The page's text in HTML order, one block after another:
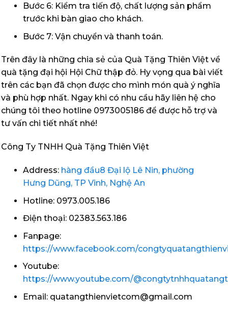
Bước 6: Kiểm tra tiến độ, chất lượng sản phẩm
trước khi bàn giao cho khách.
Bước 7: Vận chuyển và thanh toán.
Trên đây là những chia sẻ của Quà Tặng Thiên Việt về
quà tặng đại hội Hội Chữ thập đỏ. Hy vọng qua bài viết
trên các bạn đã chọn được cho mình món quà ý nghĩa
và phù hợp nhất. Ngay khi có nhu cầu hãy liên hệ cho
chúng tôi theo hotline 0973005186 để được hỗ trợ và
tư vấn chi tiết nhất nhé!
Công Ty TNHH Quà Tặng Thiên Việt
Address: hàng đầu8 Đại lộ Lê Nin, phường
Hưng Dũng, TP Vinh, Nghệ An
Hotline: 0973.005.186
Điện thoại: 02383.563.186
Fanpage:
https://www.facebook.com/
Youtube:
https://www.youtube.com/
Email: quatangthienvietcom@gmail.com